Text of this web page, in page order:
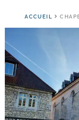
ACCUEIL